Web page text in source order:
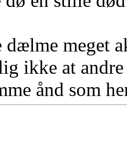
dælme meget
ikke at
ånd som